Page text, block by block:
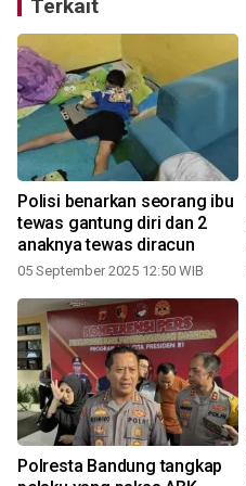
Terkait
Polisi benarkan seorang ibu
tewas gantung diri dan 2
anaknya tewas diracun
05 September 2025 12:50 WIB
Polresta Bandung tangkap